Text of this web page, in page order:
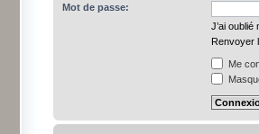
Mot de passe:
J’ai
Renvoyer
Me